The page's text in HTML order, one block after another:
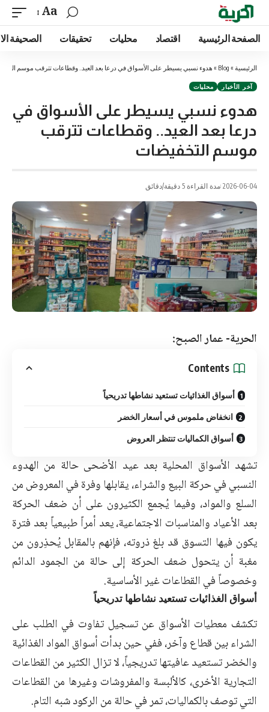
Aa
الصفحة الرئيسية اقتصاد محليات تحقيقات الصحيفة
الرئيسية »
Blog
» هدوء نسبي يسيطر على الأسواق في درعا بعد العيد.. وقطاعات تترقب موسم
آخر الأخبار محليات
هدوء نسبي يسيطر على الأسواق في
درعا بعد العيد.. وقطاعات تترقب
موسم التخفيضات
2026-06-04 مدة القراءة 5 دقيقة/دقائق
الحرية- عمار الصبح:
Contents
أسواق الغذائيات تستعيد نشاطها تدريحياً
انخفاض ملموس في أسعار الخضر
أسواق الكماليات تنتظر العروض
تشهد الأسواق المحلية بعد عيد الأضحى حالة من الهدوء
النسبي في حركة البيع والشراء، يقابلها وفرة في المعروض من
السلع والمواد، وفيما يُجمع الكثيرون على أن ضعف الحركة
بعد الأعياد والمناسبات الاجتماعية، يعد أمراً طبيعياً بعد فترة
يكون فيها التسوق قد بلغ ذروته، فإنهم بالمقابل يُحذِرون من
مغبة أن يتحول ضعف الحركة إلى حالة من الجمود الدائم
وخصوصاً في القطاعات غير الأساسية.
أسواق الغذائيات تستعيد نشاطها تدريحياً
تكشف معطيات الأسواق عن تسجيل تفاوت في الطلب على
الشراء بين قطاع وآخر، ففي حين بدأت أسواق المواد الغذائية
والخضر تستعيد عافيتها تدريجياً، لا تزال الكثير من القطاعات
التجارية الأخرى، كالألبسة والمفروشات وغيرها من القطاعات
التي توصف بالكماليات، تمر في حالة من الركود شبه التام.